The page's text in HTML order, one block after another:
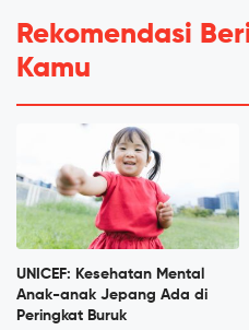
Rekomendasi
Kamu
UNICEF: Kesehatan Mental
Anak-anak Jepang Ada di
Peringkat Buruk